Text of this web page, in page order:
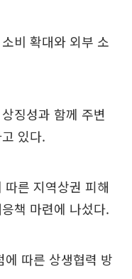
비 확대와 외부 소
징성과 함께 주변
있다.
른 지역상권 피해
책 마련에 나섰다.
따른 상생협력 방